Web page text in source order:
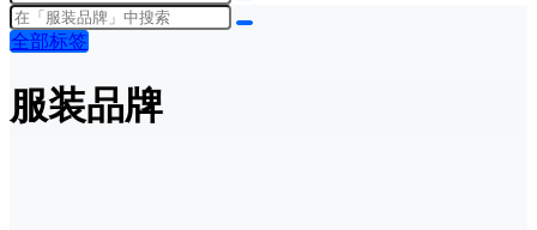
全部标签
服装品牌